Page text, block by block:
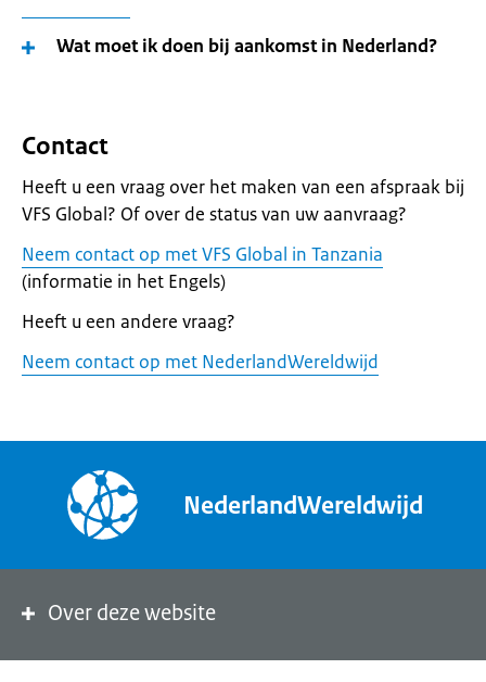
Wat moet ik doen bij aankomst in Nederland?
Contact
Heeft u een vraag over het maken van een afspraak bij
VFS Global? Of over de status van uw aanvraag?
Neem contact op met VFS Global in Tanzania
(informatie in het Engels)
Heeft u een andere vraag?
Neem contact op met NederlandWereldwijd
NederlandWereldwijd
Over deze website